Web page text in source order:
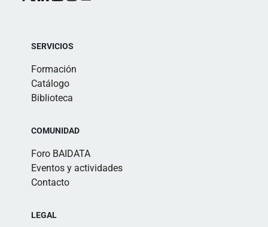
SERVICIOS
Formación
Catálogo
Biblioteca
COMUNIDAD
Foro BAIDATA
Eventos y actividades
Contacto
LEGAL